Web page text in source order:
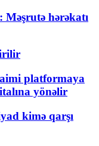
Məşrutə hərəkatı
platformaya
yönəlir
kimə qarşı